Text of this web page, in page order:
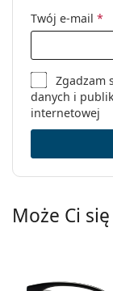
Kategoria:
Marka:
Kod:
Twój e-mail *
Zgadzam
danych i
internetowej
Może Ci